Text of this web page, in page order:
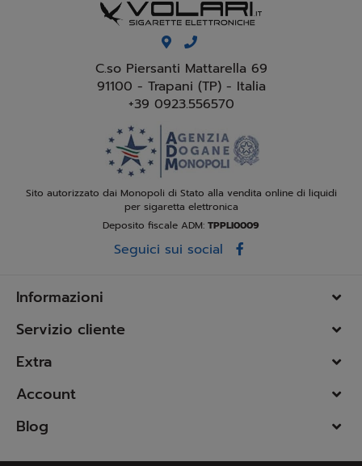
C.so Piersanti Mattarella 69
91100 - Trapani (TP) - Italia
+39 0923.556570
Sito autorizzato dai Monopoli di Stato alla vendita online di liquidi
per sigaretta elettronica
Deposito fiscale ADM: TPPLI0009
Seguici sui social
Informazioni
Servizio cliente
Extra
Account
Blog